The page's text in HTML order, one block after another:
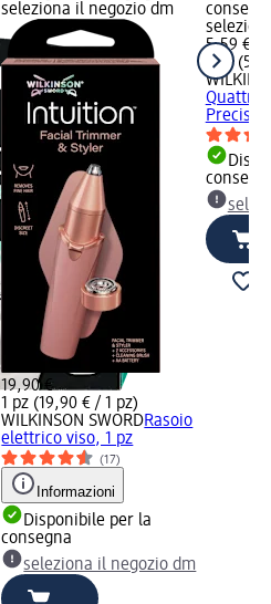
seleziona il negozio dm
19,90 €
1 pz (19,90 € / 1 pz)
WILKINSON SWORDRasoio
elettrico viso, 1 pz
(17)
Informazioni
Disponibile per la
consegna
seleziona il negozio dm
5,59 €
1 pz
Quattro